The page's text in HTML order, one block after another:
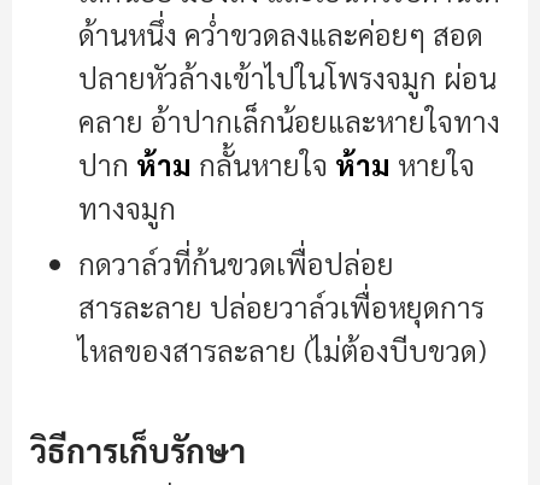
ด้านหนึ่ง คว่ำขวดลงและค่อยๆ สอด
ปลายหัวล้างเข้าไปในโพรงจมูก ผ่อน
คลาย อ้าปากเล็กน้อยและหายใจทาง
ปาก ห้าม กลั้นหายใจ ห้าม หายใจ
ทางจมูก
กดวาล์วที่ก้นขวดเพื่อปล่อย
สารละลาย ปล่อยวาล์วเพื่อหยุดการ
ไหลของสารละลาย (ไม่ต้องบีบขวด)
วิธีการเก็บรักษา